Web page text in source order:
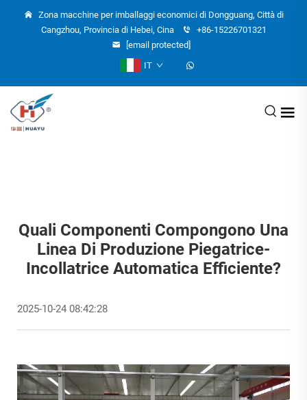
Zona macchine per imballaggi economici di Dongguang, Città di
Cangzhou, Provincia di Hebei, Cina
+86-15226701321
[email protected]
IT
Quali Componenti Compongono Una
Linea Di Produzione Piegatrice-
Incollatrice Automatica Efficiente?
2025-10-24 08:42:28